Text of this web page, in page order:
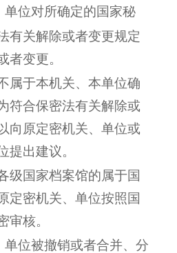
位对所确定的国家秘
有关解除或者变更规定
者变更。
属于本机关、本单位确
符合保密法有关解除或
向原定密机关、单位或
提出建议。
级国家档案馆的属于国
定密机关、单位按照国
审核。
位被撤销或者合并、分